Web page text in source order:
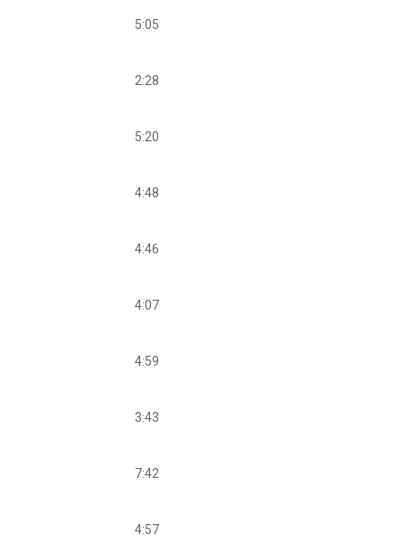
5:05
2:28
5:20
4:48
4:46
4:07
4:59
3:43
7:42
4:57